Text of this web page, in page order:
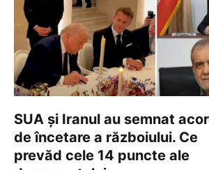
SUA și Iranul au semnat
de încetare a războiului. Ce
prevăd cele 14 puncte ale